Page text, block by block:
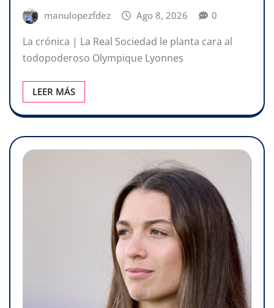
manulopezfdez Ago 8, 2026 0
La crónica | La Real Sociedad le planta cara al
todopoderoso Olympique Lyonnes
LEER MÁS